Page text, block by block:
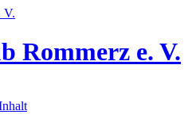
Rommerz e. V.